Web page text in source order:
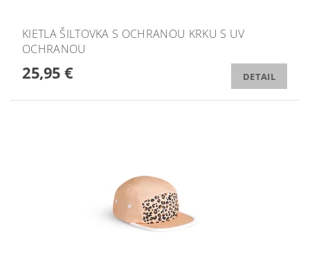
KIETLA ŠILTOVKA S OCHRANOU KRKU S UV
OCHRANOU
25,95 € DETAIL